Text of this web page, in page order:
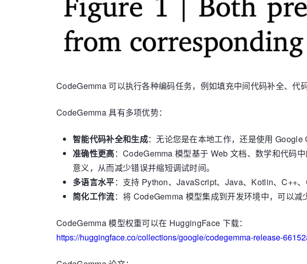
CodeGemma 可以执行各种编码任务，例如填充中间代码补全、代
CodeGemma 具有多项优势：
智能代码补全和生成：无论您是在本地工作，还是使用
准确性更高：CodeGemma 模型基于 Web 文档、数学和代码
意义，从而减少错误并缩短调试时间。
多语言水平：支持 Python、JavaScript、Java、Kotlin、C++、
简化工作流：将 CodeGemma 模型集成到开发环境中，可以
CodeGemma 模型权重可以在 HuggingFace 下载：
https://huggingface.co/collections/google/codegemma-release-